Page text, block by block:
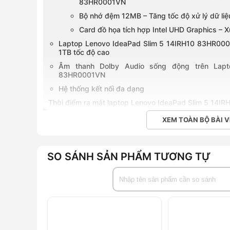
83HR0001VN
Bộ nhớ đệm 12MB – Tăng tốc độ xử lý dữ
Card đồ họa tích hợp Intel UHD Graphics –
Laptop Lenovo IdeaPad Slim 5 14IRH10
1TB tốc độ cao
Âm thanh Dolby Audio sống động trên
83HR0001VN
Hệ thống kết nối đa dạng
Thời điểm ra mắt laptop Lenovo IdeaPad Slim 5
Giá bán tham khảo của laptop Lenovo IdeaPad Slim 5
Mua laptop Lenovo IdeaPad Slim 5 14IRH10
LaptopLenovo IdeaPad Slim 5 14IRH10 83HR0001VN
trong phân khúc cận cao cấp, hướng đến người
nhu cầu làm việc di động. Với thiết kế gọn nhẹ 1.39kg,
1920x1200 chất lượng cao và bộ vi xử lý Intel Core
đáp ứng tốt các yêu cầu từ công việc đến giải trí.
XEM TOÀN BỘ BÀI
SO SÁNH SẢN PHẨM TƯƠNG TỰ